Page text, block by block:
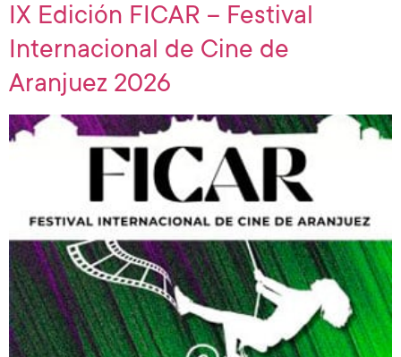
IX Edición FICAR – Festival
Internacional de Cine de
Aranjuez 2026